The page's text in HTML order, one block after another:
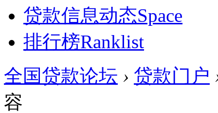
贷款信息动态Space
排行榜Ranklist
全国贷款论坛 › 贷款门户
容